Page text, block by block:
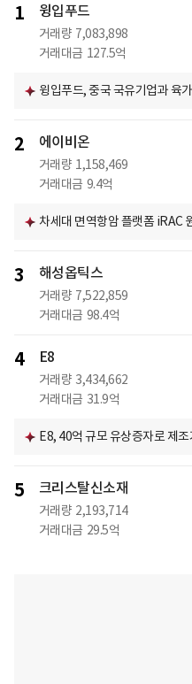
1 윙입푸드
거래량 7,083,898
거래대금 127.5억
윙입푸드, 중국 국유기업과 육
2 에이비온
거래량 1,158,469
거래대금 9.4억
차세대 면역항암 플랫폼 iRAC
3 해성옵틱스
거래량 7,522,859
거래대금 98.4억
4 E8
거래량 3,434,662
거래대금 31.9억
E8, 40억 규모 유상증자로 제조
5 크리스탈신소재
거래량 2,193,714
거래대금 29.5억